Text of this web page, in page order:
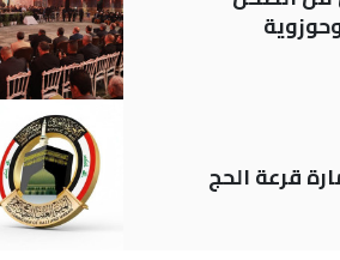
قرعة الحج